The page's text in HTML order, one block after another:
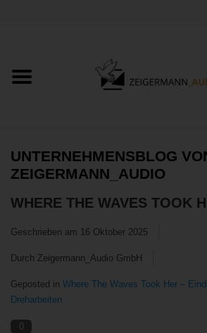
Startseite
WERKSTATT
STUDIO
Kontakt
UNTERNEHMENSBLOG
ZEIGERMANN_AUDIO
WHERE THE WAVES TOOK
Geschrieben am 16 Oktober 2025
Durch Zeigermann_Audio GmbH
Geposted in Where The Waves Took Her –
Dreharbeiten
0